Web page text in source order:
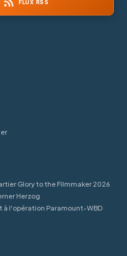
FLUX RSS
Glory to the Filmmaker 2026
Herzog
à l'opération Paramount-WBD